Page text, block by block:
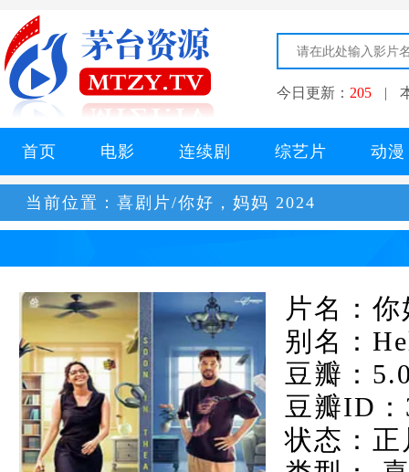
今日更新： 205 |
首页 电影 连续剧 综艺片 动漫
当前位置： 喜剧片/你好，妈妈 2024
片名：
别名：
豆瓣：
豆瓣ID：
状态：正